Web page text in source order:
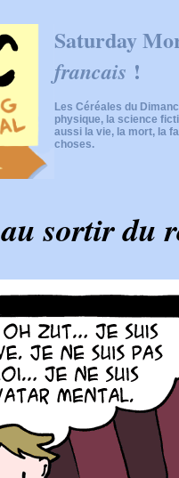
Saturday
francais !
Les Céréales du
physique, la science
aussi la vie, la mort, la
choses.
au sortir du